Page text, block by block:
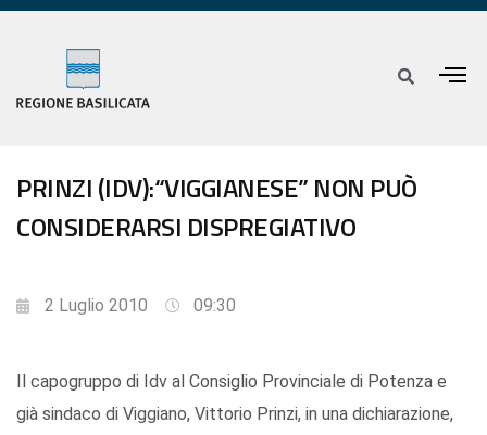
PRINZI (IDV):“VIGGIANESE” NON PUÒ
CONSIDERARSI DISPREGIATIVO
2 Luglio 2010 09:30
Il capogruppo di Idv al Consiglio Provinciale di Potenza e
già sindaco di Viggiano, Vittorio Prinzi, in una dichiarazione,